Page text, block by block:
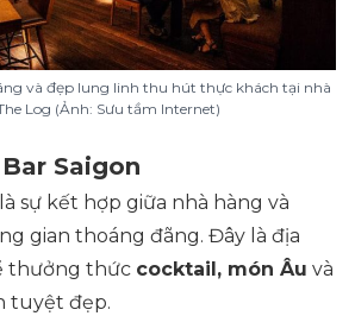
và đẹp lung linh thu hút thực khách tại nhà
Log (Ảnh: Sưu tầm Internet)
Saigon
sự kết hợp giữa nhà hàng và
gian thoáng đãng. Đây là địa
thưởng thức cocktail, món Âu và
tuyệt đẹp.